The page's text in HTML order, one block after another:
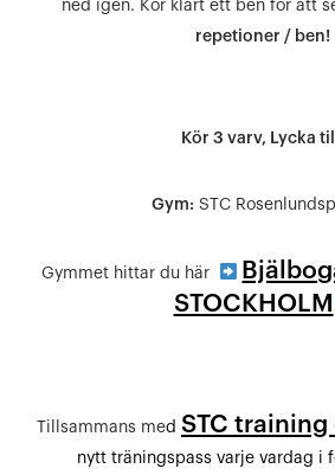
ned igen. Kör klart ett ben för att
repetioner / ben!
Kör 3 varv, Lycka
Gym: STC
Gymmet hittar du här
STOCKHOLM
Tillsammans med STC
nytt träningspass varje vardag i